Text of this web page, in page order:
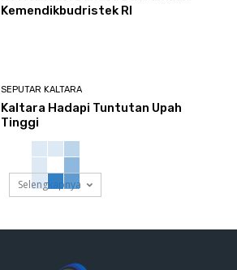
Kemendikbudristek RI
SEPUTAR KALTARA
Kaltara Hadapi Tuntutan Upah
Tinggi
Selengkapnya